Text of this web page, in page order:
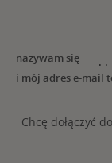
nazywam się
i mój adres e-mail
Chcę dołączyć